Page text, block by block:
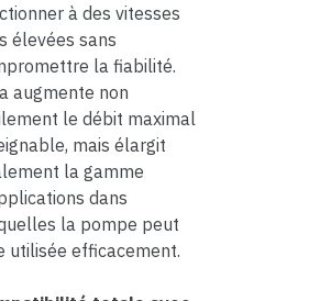
à des vitesses
élevées sans
la fiabilité.
augmente non
le débit maximal
mais élargit
la gamme
dans
la pompe peut
utilisée efficacement.